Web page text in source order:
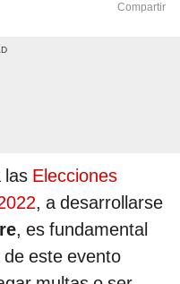
Compartir
las Elecciones
, a desarrollarse
, es fundamental
este evento